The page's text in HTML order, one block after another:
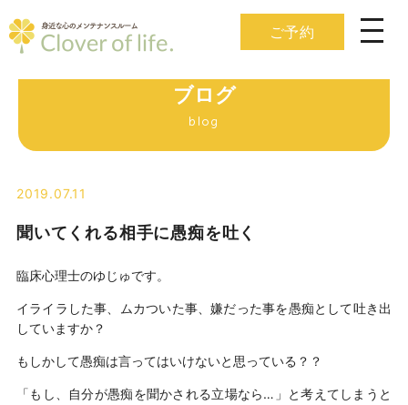
ご予約
ブログ
blog
2019.07.11
聞いてくれる相手に愚痴を吐く
臨床心理士のゆじゅです。
イライラした事、ムカついた事、嫌だった事を愚痴として吐き出
していますか？
もしかして愚痴は言ってはいけないと思っている？？
「もし、自分が愚痴を聞かされる立場なら…」と考えてしまうと